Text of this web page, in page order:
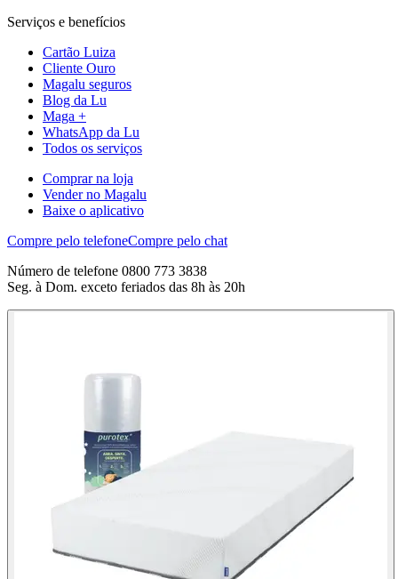
Serviços e benefícios
Cartão Luiza
Cliente Ouro
Magalu seguros
Blog da Lu
Maga +
WhatsApp da Lu
Todos os serviços
Comprar na loja
Vender no Magalu
Baixe o aplicativo
Compre pelo telefoneCompre pelo chat
Número de telefone 0800 773 3838
Seg. à Dom. exceto feriados das 8h às 20h